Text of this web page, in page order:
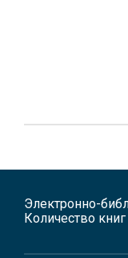
Электронно-
Количество